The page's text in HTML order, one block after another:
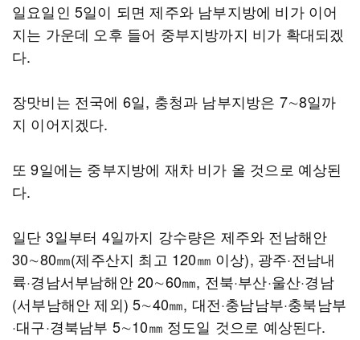
일요일인 5일이 되면 제주와 남부지방에 비가 이어
지는 가운데 오후 들어 중부지방까지 비가 확대되겠
다.
장맛비는 전국에 6일, 충청과 남부지방은 7∼8일까
지 이어지겠다.
또 9일에는 중부지방에 재차 비가 올 것으로 예상된
다.
일단 3일부터 4일까지 강수량은 제주와 전남해안
30∼80㎜(제주산지 최고 120㎜ 이상), 광주·전남내
륙·경남서부남해안 20∼60㎜, 전북·부산·울산·경남
(서부남해안 제외) 5∼40㎜, 대전·충남남부·충북남부
·대구·경북남부 5∼10㎜ 정도일 것으로 예상된다.